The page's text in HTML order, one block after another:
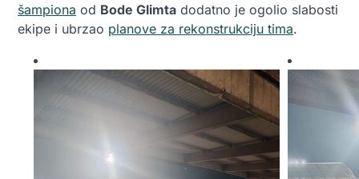
šampiona od Bode Glimta dodatno je ogolio slabosti
ekipe i ubrzao planove za rekonstrukciju tima.